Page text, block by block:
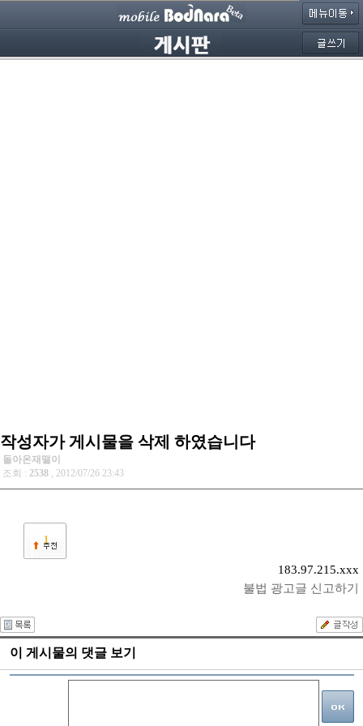
작성자가 게시물을 삭제 하였습니다
돌아온재떨이
조회 : 2538 , 2012/07/26 23:43
1
183.97.215.xxx
불법 광고글 신고하기
이 게시물의 댓글 보기